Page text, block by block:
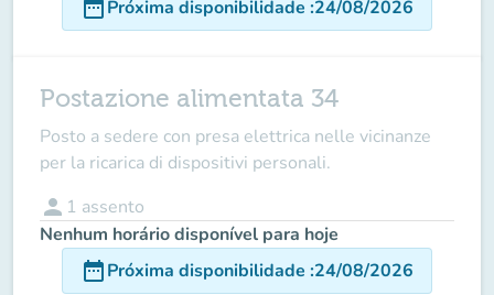
date_rangePróxima disponibilidade :24/08/2026
Postazione alimentata 34
Posto a sedere con presa elettrica nelle vicinanze
per la ricarica di dispositivi personali.
person 1 assento
Nenhum horário disponível para hoje
date_rangePróxima disponibilidade :24/08/2026